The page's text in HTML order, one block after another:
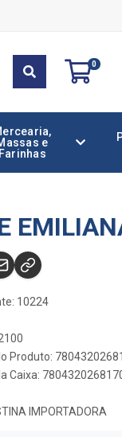
0
e
Farinhas
10224
Produto:
Caixa:
IMPORTADORA